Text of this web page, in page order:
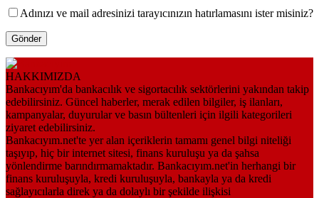
Adınızı ve mail adresinizi tarayıcınızın hatırlamasını ister misiniz?
HAKKIMIZDA
Bankacıyım'da bankacılık ve sigortacılık sektörlerini yakından takip
edebilirsiniz. Güncel haberler, merak edilen bilgiler, iş ilanları,
kampanyalar, duyurular ve basın bültenleri için ilgili kategorileri
ziyaret edebilirsiniz.
Bankacıyım.net'te yer alan içeriklerin tamamı genel bilgi niteliği
taşıyıp, hiç bir internet sitesi, finans kuruluşu ya da şahsa
yönlendirme barındırmamaktadır. Bankacıyım.net'in herhangi bir
finans kuruluşuyla, kredi kuruluşuyla, bankayla ya da kredi
sağlayıcılarla direk ya da dolaylı bir şekilde ilişkisi